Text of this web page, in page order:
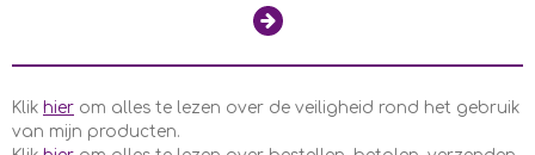
Klik hier om alles te lezen over de veiligheid rond het gebruik
van mijn producten.